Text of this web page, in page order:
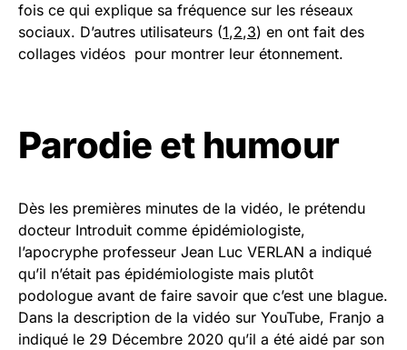
fois ce qui explique sa fréquence sur les réseaux
sociaux. D’autres utilisateurs (1,2,3) en ont fait des
collages vidéos pour montrer leur étonnement.
Parodie et humour
Dès les premières minutes de la vidéo, le prétendu
docteur Introduit comme épidémiologiste,
l’apocryphe professeur Jean Luc VERLAN a indiqué
qu’il n’était pas épidémiologiste mais plutôt
podologue avant de faire savoir que c’est une blague.
Dans la description de la vidéo sur YouTube, Franjo a
indiqué le 29 Décembre 2020 qu’il a été aidé par son